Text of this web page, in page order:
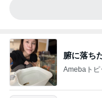
腑に落ち
Amebaトピ